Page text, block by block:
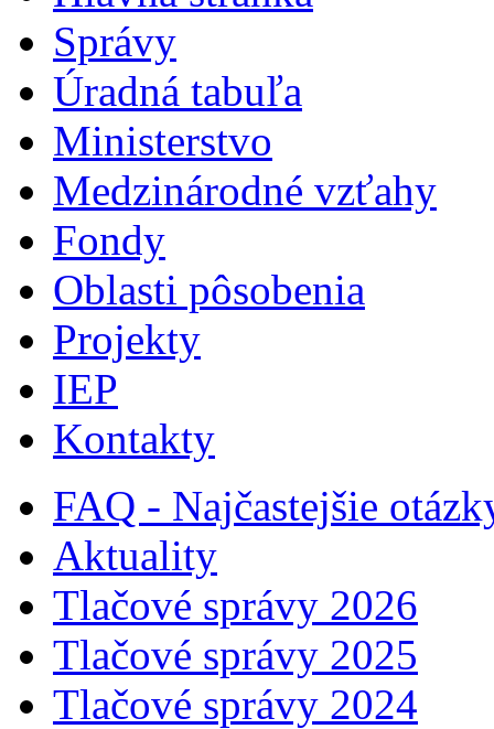
Správy
Úradná tabuľa
Ministerstvo
Medzinárodné vzťahy
Fondy
Oblasti pôsobenia
Projekty
IEP
Kontakty
FAQ - Najčastejšie
Aktuality
Tlačové správy 2026
Tlačové správy 2025
Tlačové správy 2024